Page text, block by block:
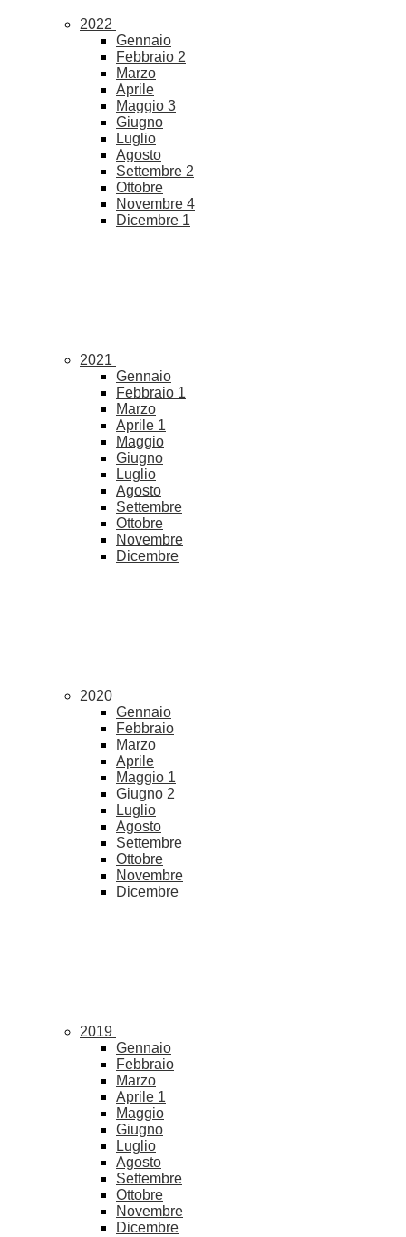
2022
Gennaio
Febbraio 2
Marzo
Aprile
Maggio 3
Giugno
Luglio
Agosto
Settembre 2
Ottobre
Novembre 4
Dicembre 1
2021
Gennaio
Febbraio 1
Marzo
Aprile 1
Maggio
Giugno
Luglio
Agosto
Settembre
Ottobre
Novembre
Dicembre
2020
Gennaio
Febbraio
Marzo
Aprile
Maggio 1
Giugno 2
Luglio
Agosto
Settembre
Ottobre
Novembre
Dicembre
2019
Gennaio
Febbraio
Marzo
Aprile 1
Maggio
Giugno
Luglio
Agosto
Settembre
Ottobre
Novembre
Dicembre